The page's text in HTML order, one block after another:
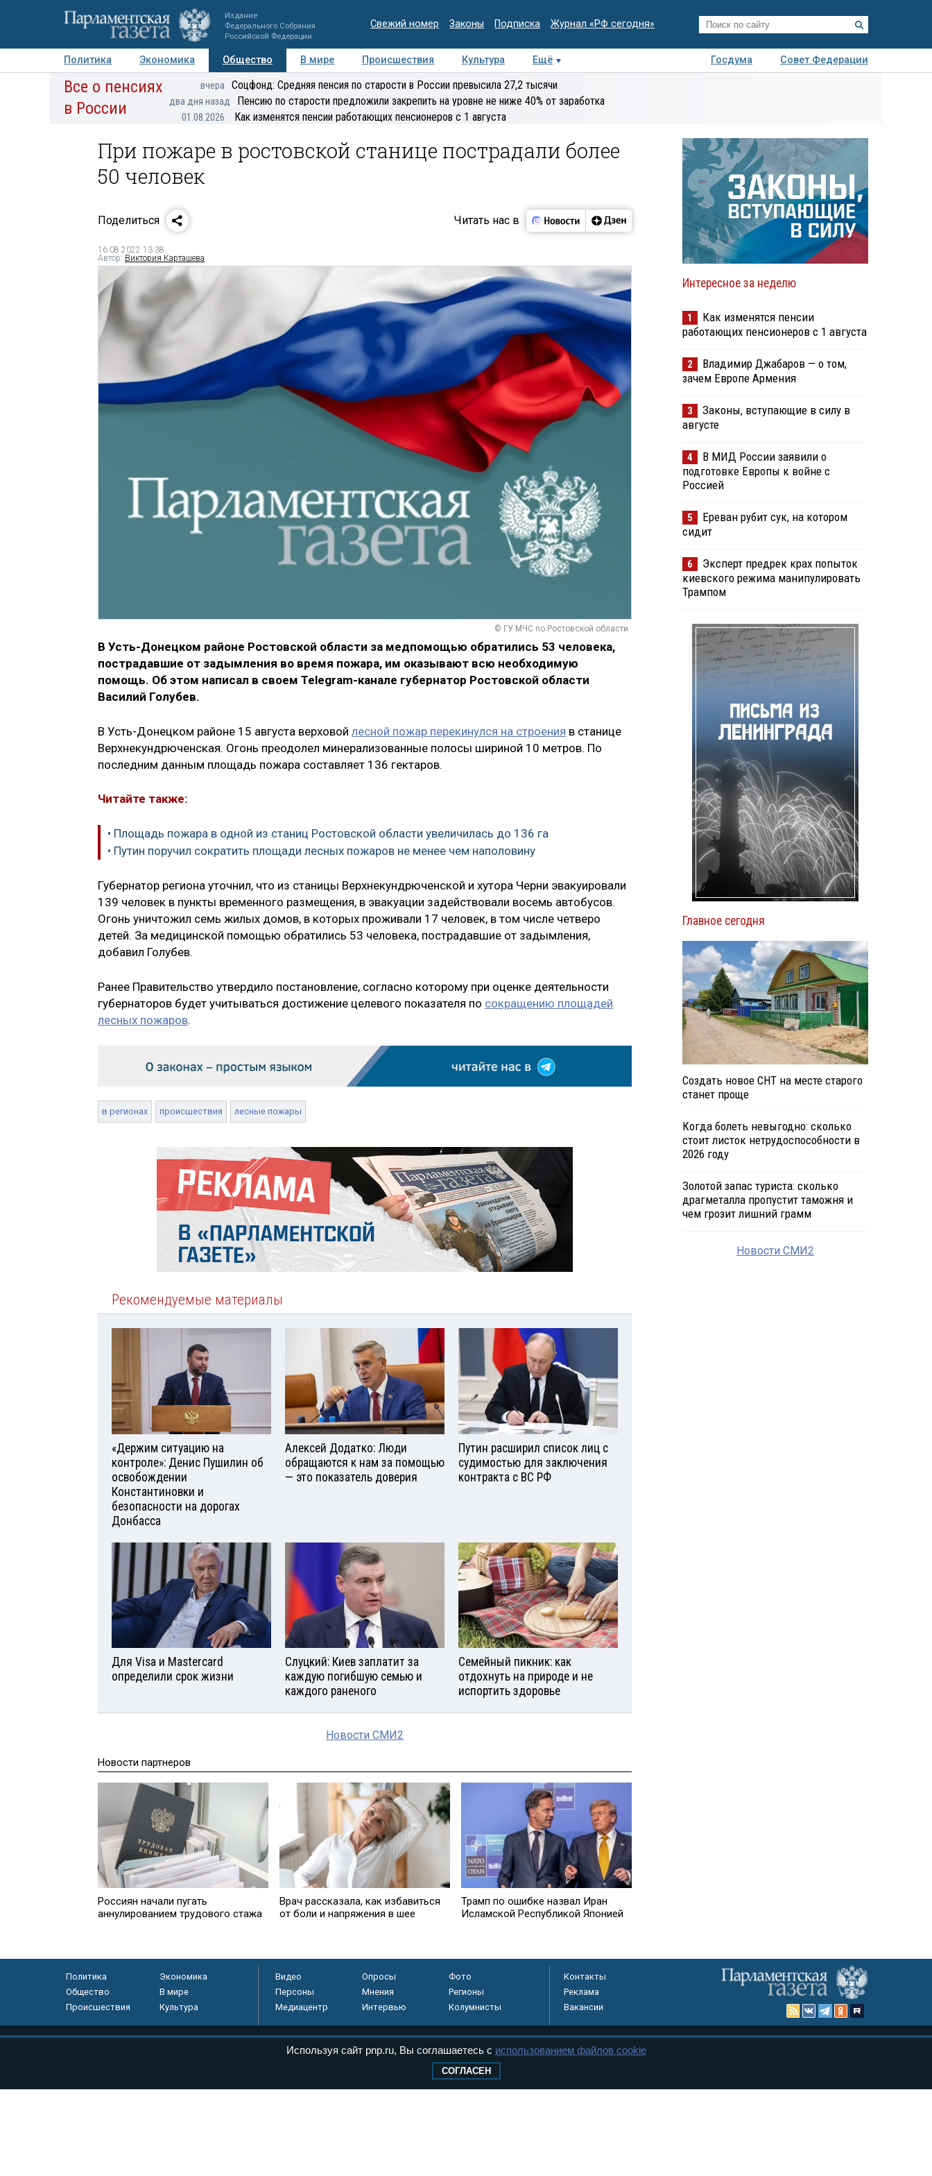
Издание
Федерального Собрания
Российской Федерации
Свежий номер Законы Подписка Журнал «РФ сегодня»
Политика Экономика Общество В мире Происшествия Культура Ещё Госдума
Совет Федерации
Авторы Персоны Мнения Регионы Медиацентр Интервью Колумнисты
экспертиза
Все о пенсиях
в России
вчера Соцфонд: Средняя пенсия по старости в России превысила 27,2 тысячи
два дня назад Пенсию по старости предложили закрепить на уровне не ниже 40% от заработка
01.08.2026 Как изменятся пенсии работающих пенсионеров с 1 августа
При пожаре в ростовской станице пострадали более
50 человек
Поделиться Читать нас в
16.08.2022 13:38
Автор: Виктория Карташева
© ГУ МЧС по Ростовской области
В Усть-Донецком районе Ростовской области за медпомощью обратились 53 человека,
пострадавшие от задымления во время пожара, им оказывают всю необходимую
помощь. Об этом написал в своем Telegram-канале губернатор Ростовской области
Василий Голубев.
В Усть-Донецком районе 15 августа верховой лесной пожар перекинулся на строения в станице
Верхнекундрюченская. Огонь преодолел минерализованные полосы шириной 10 метров. По
последним данным площадь пожара составляет 136 гектаров.
Читайте также:
• Площадь пожара в одной из станиц Ростовской области увеличилась до 136 га
• Путин поручил сократить площади лесных пожаров не менее чем наполовину
Губернатор региона уточнил, что из станицы Верхнекундрюченской и хутора Черни эвакуировали
139 человек в пункты временного размещения, в эвакуации задействовали восемь автобусов.
Огонь уничтожил семь жилых домов, в которых проживали 17 человек, в том числе четверо
детей. За медицинской помощью обратились 53 человека, пострадавшие от задымления,
добавил Голубев.
Ранее Правительство утвердило постановление, согласно которому при оценке деятельности
губернаторов будет учитываться достижение целевого показателя по сокращению площадей
лесных пожаров.
в регионах происшествия лесные пожары
Рекомендуемые материалы
«Держим ситуацию на
контроле»: Денис Пушилин об
освобождении
Константиновки и
безопасности на дорогах
Донбасса
Алексей Додатко: Люди
обращаются к нам за помощью
— это показатель доверия
Путин расширил список лиц с
судимостью для заключения
контракта с ВС РФ
Для Visа и Mastercard
определили срок жизни
Слуцкий: Киев заплатит за
каждую погибшую семью и
каждого раненого
Семейный пикник: как
отдохнуть на природе и не
испортить здоровье
Новости СМИ2
Новости партнеров
Россиян начали пугать
аннулированием трудового стажа
Врач рассказала, как избавиться
от боли и напряжения в шее
Трамп по ошибке назвал Иран
Исламской Республикой Японией
Интересное за неделю
1
Как изменятся пенсии
работающих пенсионеров с 1 августа
2
Владимир Джабаров — о том,
зачем Европе Армения
3
Законы, вступающие в силу в
августе
4
В МИД России заявили о
подготовке Европы к войне с
Россией
5
Ереван рубит сук, на котором
сидит
6
Эксперт предрек крах попыток
киевского режима манипулировать
Трампом
Главное сегодня
Создать новое СНТ на месте старого
станет проще
Когда болеть невыгодно: сколько
стоит листок нетрудоспособности в
2026 году
Золотой запас туриста: сколько
драгметалла пропустит таможня и
чем грозит лишний грамм
Новости СМИ2
Политика
Экономика
Общество
В мире
Происшествия
Культура
Видео Опросы
Фото
Персоны
Мнения
Регионы
Медиацентр
Интервью Колумнисты
Контакты
Реклама
Вакансии
Используя сайт pnp.ru, Вы соглашаетесь с использованием файлов cookie
СОГЛАСЕН